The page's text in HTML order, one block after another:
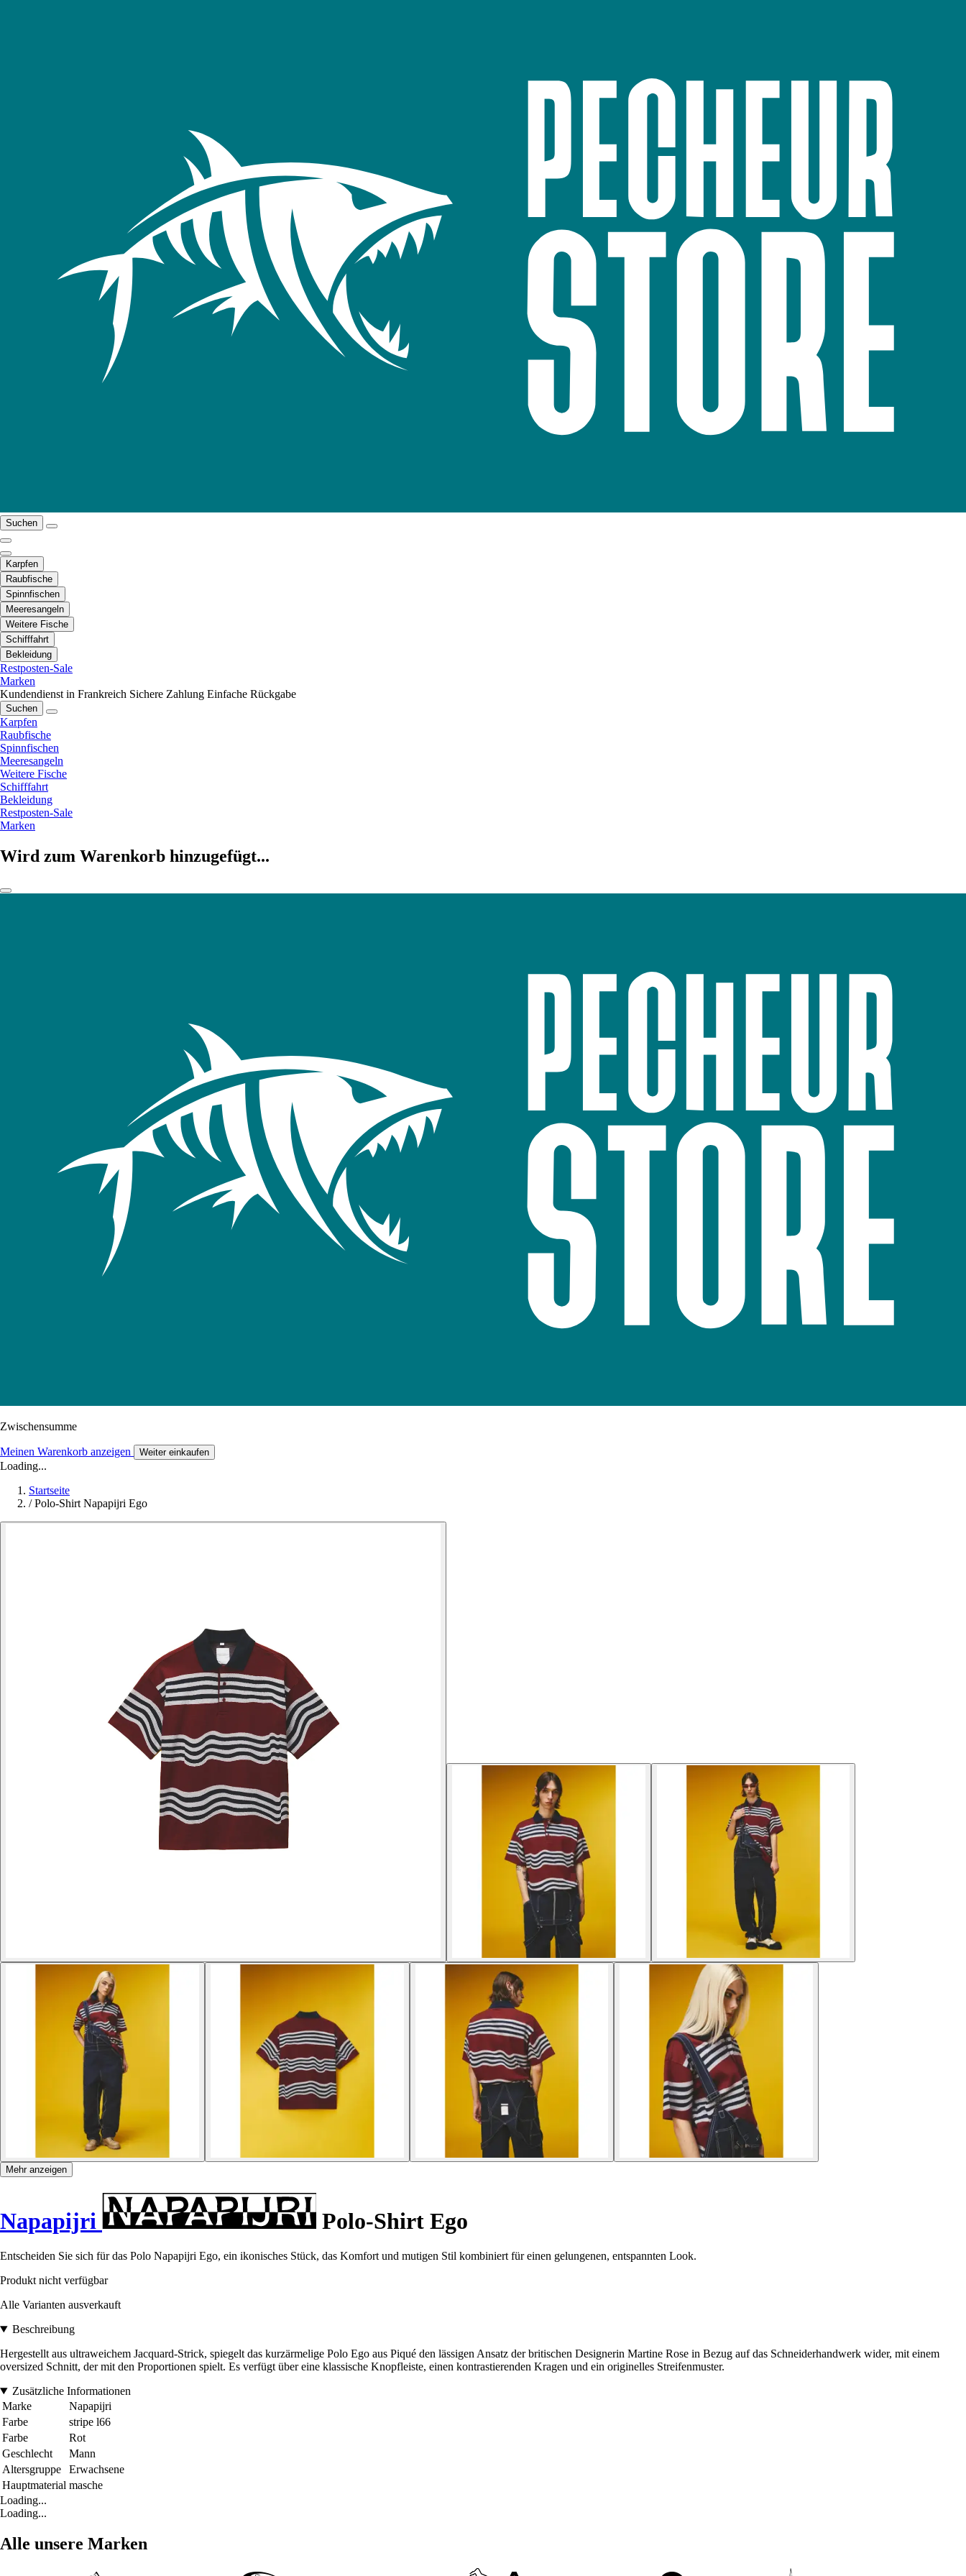
Suchen
Karpfen
Raubfische
Spinnfischen
Meeresangeln
Weitere Fische
Schifffahrt
Bekleidung
Restposten-Sale
Marken
Kundendienst in Frankreich Sichere Zahlung Einfache Rückgabe
Suchen
Karpfen
Raubfische
Spinnfischen
Meeresangeln
Weitere Fische
Schifffahrt
Bekleidung
Restposten-Sale
Marken
Wird zum Warenkorb hinzugefügt...
Zwischensumme
Meinen Warenkorb anzeigen Weiter einkaufen
Loading...
Startseite
/ Polo-Shirt Napapijri Ego
Mehr anzeigen
Napapijri Polo-Shirt Ego
Entscheiden Sie sich für das Polo Napapijri Ego, ein ikonisches Stück, das Komfort und mutigen Stil kombiniert für einen gelungenen, entspannten Look.
Produkt nicht verfügbar
Alle Varianten ausverkauft
Beschreibung
Hergestellt aus ultraweichem Jacquard-Strick, spiegelt das kurzärmelige Polo Ego aus Piqué den lässigen Ansatz der britischen Designerin Martine Rose in Bezug auf das Schneiderhandwerk wider, mit einem
oversized Schnitt, der mit den Proportionen spielt. Es verfügt über eine klassische Knopfleiste, einen kontrastierenden Kragen und ein originelles Streifenmuster.
Zusätzliche Informationen
Marke
Napapijri
Farbe
stripe l66
Farbe
Rot
Geschlecht
Mann
Altersgruppe
Erwachsene
Hauptmaterial masche
Loading...
Loading...
Alle unsere Marken